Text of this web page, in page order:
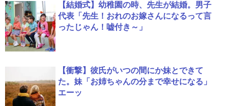
【結婚式】幼稚園の時、先生が結婚。男子
代表「先生！おれのお嫁さんになるって言
ったじゃん！嘘付き～」
【衝撃】彼氏がいつの間にか妹とできて
た。妹「お姉ちゃんの分まで幸せになる」
エーッ